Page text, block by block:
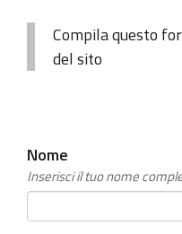
Compila questo
del sito
Nome
Inserisci il tuo nome